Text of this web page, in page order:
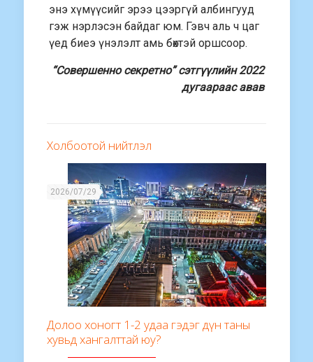
энэ хүмүүсийг эрээ цээргүй албингууд
гэж нэрлэсэн байдаг юм. Гэвч аль ч цаг
үед биеэ үнэлэлт амь бөхтэй оршсоор.
“Совершенно секретно” сэтгүүлийн 2022
дугаараас авав
Холбоотой нийтлэл
2026/07/29
Долоо хоногт 1-2 удаа гэдэг дүн таны
хувьд хангалттай юу?